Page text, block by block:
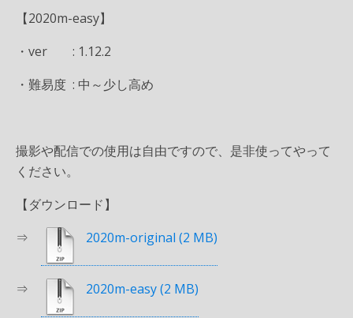
【2020m-easy】
・ver : 1.12.2
・難易度 : 中～少し高め
撮影や配信での使用は自由ですので、是非使ってやって
ください。
【ダウンロード】
⇒
2020m-original
⇒ 2020m-easy